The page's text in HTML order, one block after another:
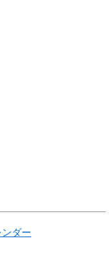
ンダー